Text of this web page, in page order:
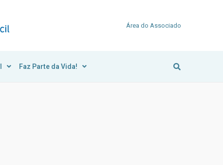
Área do Associado
Faz Parte da Vida!